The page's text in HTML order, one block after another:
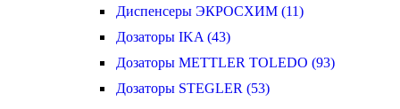
Диспенсеры ЭКРОСХИМ (11)
Дозаторы IKA (43)
Дозаторы METTLER TOLEDO (93)
Дозаторы STEGLER (53)